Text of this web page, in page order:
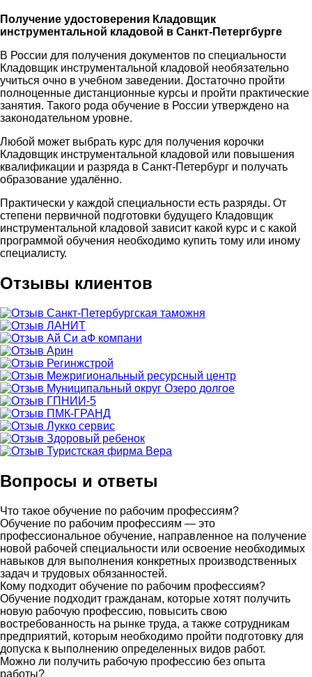
Получение удостоверения Кладовщик
инструментальной кладовой в Санкт-Петергбурге
В России для получения документов по специальности
Кладовщик инструментальной кладовой необязательно
учиться очно в учебном заведении. Достаточно пройти
полноценные дистанционные курсы и пройти практические
занятия. Такого рода обучение в России утверждено на
законодательном уровне.
Любой может выбрать курс для получения корочки
Кладовщик инструментальной кладовой или повышения
квалификации и разряда в Санкт-Петербург и получать
образование удалённо.
Практически у каждой специальности есть разряды. От
степени первичной подготовки будущего Кладовщик
инструментальной кладовой зависит какой курс и с какой
программой обучения необходимо купить тому или иному
специалисту.
Отзывы клиентов
Вопросы и ответы
Что такое обучение по рабочим профессиям?
Обучение по рабочим профессиям — это
профессиональное обучение, направленное на получение
новой рабочей специальности или освоение необходимых
навыков для выполнения конкретных производственных
задач и трудовых обязанностей.
Кому подходит обучение по рабочим профессиям?
Обучение подходит гражданам, которые хотят получить
новую рабочую профессию, повысить свою
востребованность на рынке труда, а также сотрудникам
предприятий, которым необходимо пройти подготовку для
допуска к выполнению определенных видов работ.
Можно ли получить рабочую профессию без опыта
работы?